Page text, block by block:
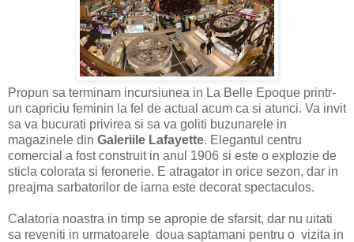
Propun sa terminam incursiunea in La Belle Epoque printr-
un capriciu feminin la fel de actual acum ca si atunci. Va invit
sa va bucurati privirea si sa va goliti buzunarele in
magazinele din Galeriile Lafayette. Elegantul centru
comercial a fost construit in anul 1906 si este o explozie de
sticla colorata si feronerie. E atragator in orice sezon, dar in
preajma sarbatorilor de iarna este decorat spectaculos.
Calatoria noastra in timp se apropie de sfarsit, dar nu uitati
sa reveniti in urmatoarele doua saptamani pentru o vizita in